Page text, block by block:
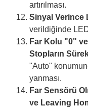
artırılması.
Sinyal Verince
verildiğinde LED
Far Kolu "0"
Stopların
"Auto"
yanması.
Far Sensörü
ve Leaving